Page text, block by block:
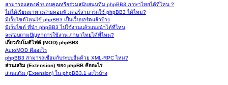
สามารถแสดงคำขอบคุณหรือร่วมสนับสนุนทีม phpBB3 ภาษาไทยได้ที่ไหน ?
ไม่ได้เรียนมาทางสายคอมพิวเตอร์สามารถใช้ phpBB3 ได้ไหม?
มีเว็บไซต์ไหนใช้ phpBB3 เป็นเว็บบอร์ดแล้วบ้าง
มีเว็บไซต์ ที่นำ phpBB3 ไปใช้งานแล้วแนะนำได้ที่ไหน
จะสอบถามปัญหาการใช้งาน ภาษาไทยได้ที่ไหน?
เกี่ยวกับโมดิไฟด์ (MOD) phpBB3
AutoMOD คืออะไร
phpBB3 สามารถเชื่อมกับระบบอื่นด้วย XML-RPC ไหม?
ส่วนเสริม (Extension) ของ phpBB คืออะไร
ส่วนเสริม (Extension) ใน phpBB3.1 อะไรบ้าง